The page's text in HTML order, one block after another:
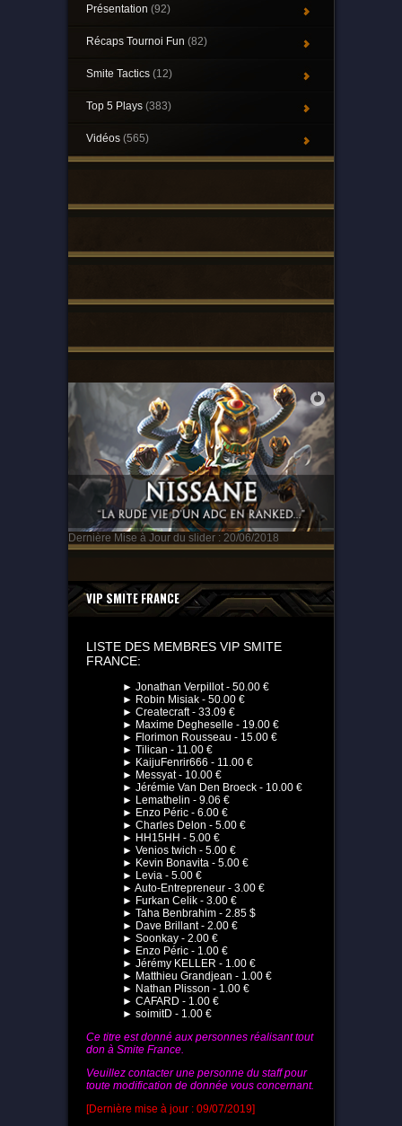
Présentation (92)
Récaps Tournoi Fun (82)
Smite Tactics (12)
Top 5 Plays (383)
Vidéos (565)
Dernière Mise à Jour du slider : 20/06/2018
VIP SMITE FRANCE
LISTE DES MEMBRES VIP SMITE
FRANCE:
► Jonathan Verpillot - 50.00 €
► Robin Misiak - 50.00 €
► Createcraft - 33.09 €
► Maxime Degheselle - 19.00 €
► Florimon Rousseau - 15.00 €
► Tilican - 11.00 €
► KaijuFenrir666 - 11.00 €
► Messyat - 10.00 €
► Jérémie Van Den Broeck - 10.00 €
► Lemathelin - 9.06 €
► Enzo Péric - 6.00 €
► Charles Delon - 5.00 €
► HH15HH - 5.00 €
► Venios twich - 5.00 €
► Kevin Bonavita - 5.00 €
► Levia - 5.00 €
► Auto-Entrepreneur - 3.00 €
► Furkan Celik - 3.00 €
► Taha Benbrahim - 2.85 $
► Dave Brillant - 2.00 €
► Soonkay - 2.00 €
► Enzo Péric - 1.00 €
► Jérémy KELLER - 1.00 €
► Matthieu Grandjean - 1.00 €
► Nathan Plisson - 1.00 €
► CAFARD - 1.00 €
► soimitD - 1.00 €
Ce titre est donné aux personnes réalisant tout
don à Smite France.
Veuillez contacter une personne du staff pour
toute modification de donnée vous concernant.
[Dernière mise à jour : 09/07/2019]